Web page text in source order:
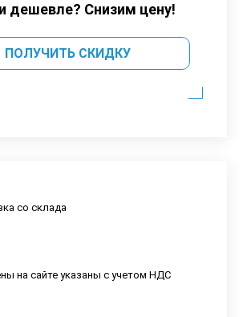
дешевле? Снизим цену!
ПОЛУЧИТЬ СКИДКУ
со склада
на сайте указаны с учетом НДС